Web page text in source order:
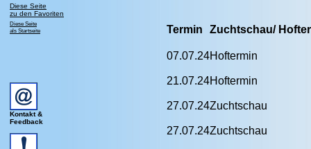
Diese Seite
zu den Favoriten
Diese Seite
als Startseite
Kontakt &
Feedback
Termin Zuchtschau/
07.07.24Hoftermin
21.07.24Hoftermin
27.07.24Zuchtschau
27.07.24Zuchtschau